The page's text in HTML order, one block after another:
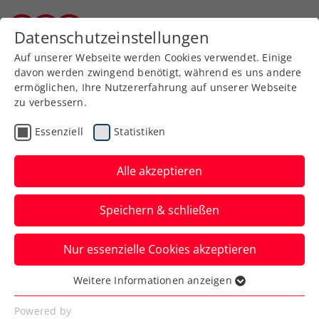
Zurück zur Newsübersicht
ATP
Rodionov vor Erste Bank
Open: „Der ‚Miso’ hat die
Auslosung gewonnen“
Österreichs Nummern eins und drei im
gemeinsamen Interview vorm Heimspiel
beim ATP-Turnier in Wien.
Verfasst von: Manuel Wachta, 20.10.2025
Datenschutzeinstellungen
Auf unserer Webseite werden Cookies verwendet. Einige
davon werden zwingend benötigt, während es uns andere
ermöglichen, Ihre Nutzererfahrung auf unserer Webseite
zu verbessern.
Essenziell Statistiken
Alle akzeptieren
Speichern & schließen
Nur essenzielle Cookies akzeptieren
Essenziell
Essenzielle Cookies werden für grundlegende
Weitere Informationen anzeigen
Powered by